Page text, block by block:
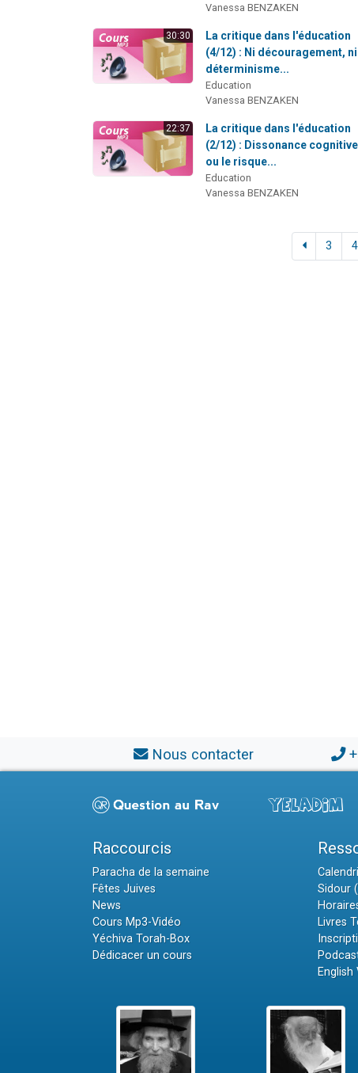
Vanessa BENZAKEN
30:30
La critique dans l'éducation
(4/12) : Ni découragement, ni
déterminisme...
Education
Vanessa BENZAKEN
22:37
La critique dans l'éducation
(2/12) : Dissonance cognitive
ou le risque...
Education
Vanessa BENZAKEN
3 4
Nous contacter
Raccourcis
Paracha de la semaine
Fêtes Juives
News
Cours Mp3-Vidéo
Yéchiva Torah-Box
Dédicacer un cours
Sidour
Livres
English